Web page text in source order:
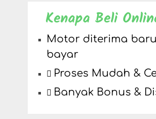
Kenapa Beli
Motor diterima baru
bayar
Proses Mudah &
Banyak Bonus &